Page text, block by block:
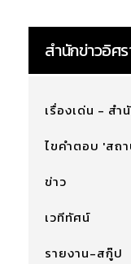
สำนักข่าวอิศ
เรื่องเด่น - สำ
ไขคำตอบ 'สถ
ข่าว
เวทีทัศน์
รายงาน-สกู๊ป